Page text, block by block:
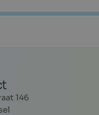
146